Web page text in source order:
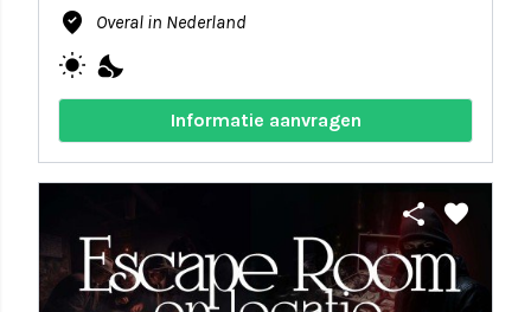
where_to_vote Overal in Nederland
wb_sunny nights_stay
Informatie aanvragen
share favorite